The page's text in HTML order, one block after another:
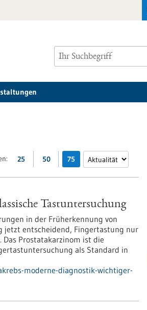
25 50 75
Tastuntersuchung
in der Früherkennung von
jetzt entscheidend, Fingertastung nur
Prostatakarzinom ist die
als Standard in
moderne-diagnostik-wichtiger-